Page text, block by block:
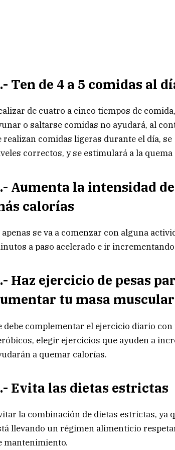
Ten de 4 a 5 comidas al
de cuatro a cinco tiempos de
o saltarse comidas no ayudará, al
realizan comidas ligeras durante el día,
correctos, y se estimulará a la quema
Aumenta la intensidad
calorías
apenas se va a comenzar con alguna
a paso acelerado e ir
Haz ejercicio de pesas
tu masa muscular
debe complementar el ejercicio diario
elegir ejercicios que ayuden a
a quemar calorías.
Evita las dietas estrictas
la combinación de dietas estrictas, ya
llevando un régimen alimenticio
mantenimiento.